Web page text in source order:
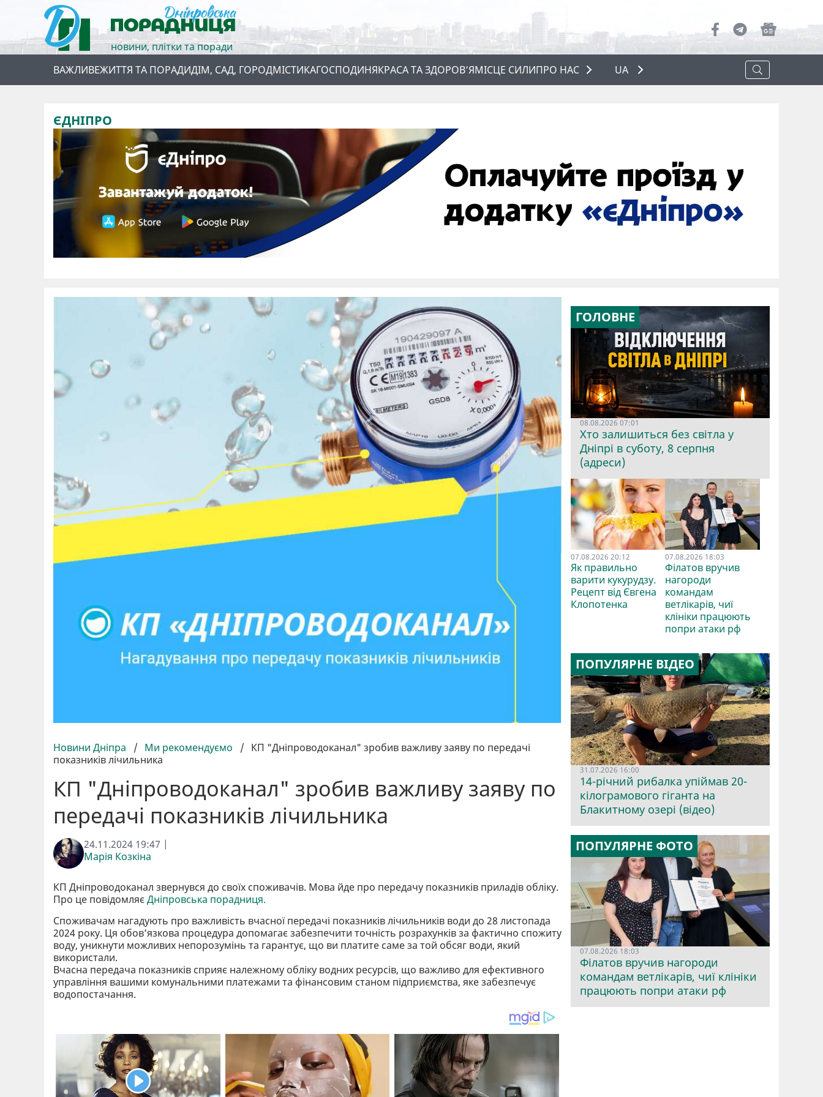
новини, плітки та поради
ВАЖЛИВЕЖИТТЯ ТА ПОРАДИДІМ, САД, ГОРОДМІСТИКАГОСПОДИНЯКРАСА ТА ЗДОРОВ’ЯМІСЦЕ СИЛИПРО НАС
UA
ЄДНІПРО
Новини Дніпра / Ми рекомендуємо / КП "Дніпроводоканал" зробив важливу заяву по передачі
показників лічильника
КП "Дніпроводоканал" зробив важливу заяву по
передачі показників лічильника
24.11.2024 19:47 |
Марія Козкіна
КП Дніпроводоканал звернувся до своїх споживачів. Мова йде про передачу показників приладів обліку.
Про це повідомляєДніпровська порадниця.
Споживачам нагадують про важливість вчасної передачі показників лічильників води до 28 листопада
2024 року. Ця обов’язкова процедура допомагає забезпечити точність розрахунків за фактично спожиту
воду, уникнути можливих непорозумінь та гарантує, що ви платите саме за той обсяг води, який
використали.
Вчасна передача показників сприяє належному обліку водних ресурсів, що важливо для ефективного
управління вашими комунальними платежами та фінансовим станом підприємства, яке забезпечує
водопостачання.
ГОЛОВНЕ
08.08.2026 07:01
Хто залишиться без світла у
Дніпрі в суботу, 8 серпня
(адреси)
07.08.2026 20:12
Як правильно
варити кукурудзу.
Рецепт від Євгена
Клопотенка
07.08.2026 18:03
Філатов вручив
нагороди
командам
ветлікарів, чиї
клініки працюють
попри атаки рф
ПОПУЛЯРНЕ ВІДЕО
31.07.2026 16:00
14-річний рибалка упіймав 20-
кілограмового гіганта на
Блакитному озері (відео)
ПОПУЛЯРНЕ ФОТО
07.08.2026 18:03
Філатов вручив нагороди
командам ветлікарів, чиї клініки
працюють попри атаки рф